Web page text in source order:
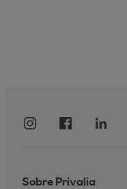
Sobre Privalia